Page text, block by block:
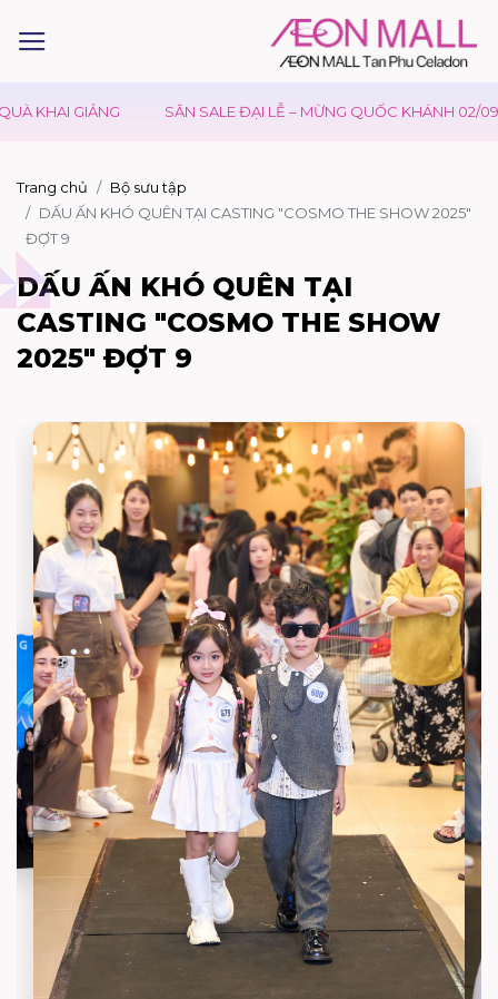
KHAI GIẢNG SĂN SALE ĐẠI LỄ – MỪNG QUỐC KHÁNH 02/09
Trang chủ
Bộ sưu tập
DẤU ẤN KHÓ QUÊN TẠI CASTING "COSMO THE SHOW 2025"
ĐỢT 9
DẤU ẤN KHÓ QUÊN TẠI
CASTING "COSMO THE SHOW
2025" ĐỢT 9